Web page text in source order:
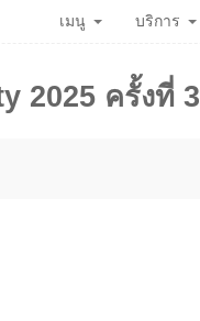
2025 ครั้งที่ 3
เมนู บริการ